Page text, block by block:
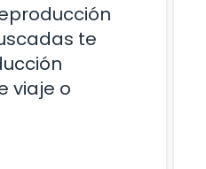
te
viaje o